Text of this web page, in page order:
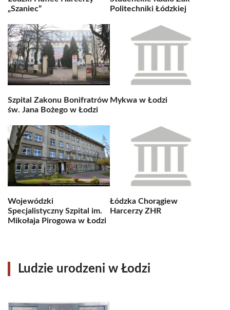
„Szaniec”
Politechniki Łódzkiej
Szpital Zakonu Bonifratrów
św. Jana Bożego w Łodzi
Mykwa w Łodzi
Wojewódzki
Specjalistyczny Szpital im.
Mikołaja Pirogowa w Łodzi
Łódzka Chorągiew
Harcerzy ZHR
Ludzie urodzeni w Łodzi